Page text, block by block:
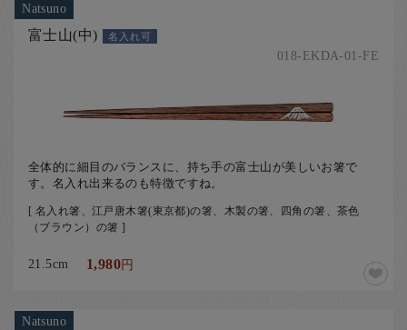
Natsuno
富士山(中) 名入れ可
018-EKDA-01-FE
全体的に細目のバランスに、持ち手の富士山が美しいお箸で
す。名入れ出来るのも特徴ですね。
[ 名入れ箸、江戸唐木箸(東京都)の箸、木製の箸、四角の箸、茶色
（ブラウン）の箸 ]
21.5cm 1,980円
Natsuno